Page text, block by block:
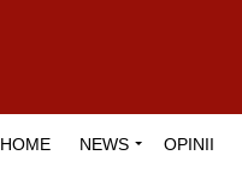
HOME NEWS OPINII